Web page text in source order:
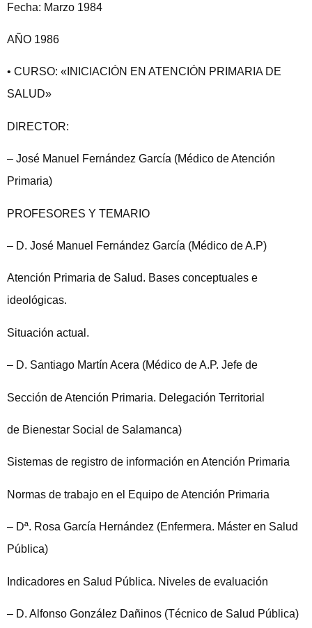
Fecha: Marzo 1984
AÑO 1986
• CURSO: «INICIACIÓN EN ATENCIÓN PRIMARIA DE
SALUD»
DIRECTOR:
– José Manuel Fernández García (Médico de Atención
Primaria)
PROFESORES Y TEMARIO
– D. José Manuel Fernández García (Médico de A.P)
Atención Primaria de Salud. Bases conceptuales e
ideológicas.
Situación actual.
– D. Santiago Martín Acera (Médico de A.P. Jefe de
Sección de Atención Primaria. Delegación Territorial
de Bienestar Social de Salamanca)
Sistemas de registro de información en Atención Primaria
Normas de trabajo en el Equipo de Atención Primaria
– Dª. Rosa García Hernández (Enfermera. Máster en Salud
Pública)
Indicadores en Salud Pública. Niveles de evaluación
– D. Alfonso González Dañinos (Técnico de Salud Pública)